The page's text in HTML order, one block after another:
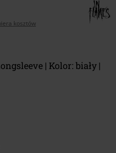
kosztów
| Kolor: biały |